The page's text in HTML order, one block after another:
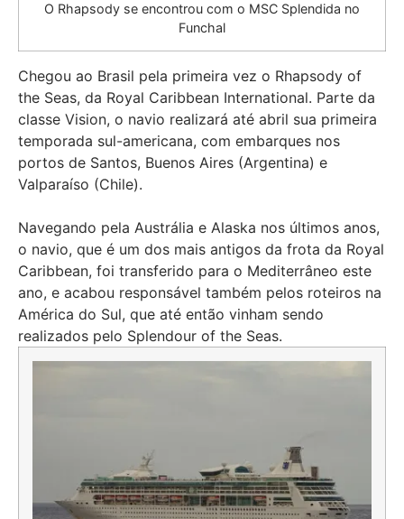
O Rhapsody se encontrou com o MSC Splendida no
Funchal
Chegou ao Brasil pela primeira vez o Rhapsody of
the Seas, da Royal Caribbean International. Parte da
classe Vision, o navio realizará até abril sua primeira
temporada sul-americana, com embarques nos
portos de Santos, Buenos Aires (Argentina) e
Valparaíso (Chile).
Navegando pela Austrália e Alaska nos últimos anos,
o navio, que é um dos mais antigos da frota da Royal
Caribbean, foi transferido para o Mediterrâneo este
ano, e acabou responsável também pelos roteiros na
América do Sul, que até então vinham sendo
realizados pelo Splendour of the Seas.